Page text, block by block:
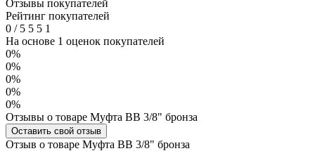
Отзывы покупателей
Рейтинг покупателей
0 /5 5 5 1
На основе 1 оценок покупателей
0%
0%
0%
0%
0%
Отзывы о товаре Муфта ВВ 3/8" бронза
Оставить свой отзыв
Отзыв о товаре Муфта ВВ 3/8" бронза